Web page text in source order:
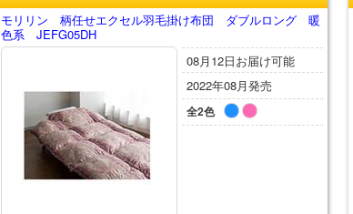
モリリン 柄任せエクセル羽毛掛け布団 ダブルロング 暖
色系 JEFG05DH
08月12日お届け可能
2022年08月発売
全2色